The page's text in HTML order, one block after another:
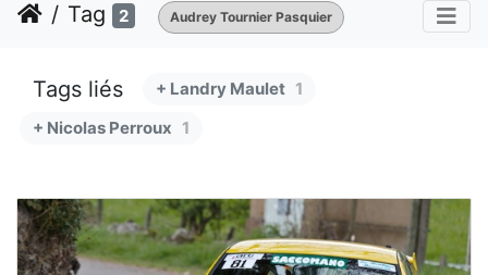
Tag 2 Audrey Tournier Pasquier
Tags liés + Landry Maulet 1
+ Nicolas Perroux 1